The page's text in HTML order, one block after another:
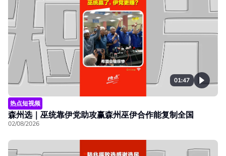
01:47
热点短视频
森州选｜巫统靠伊党助攻赢森州巫伊合作能复制全国
02/08/2026